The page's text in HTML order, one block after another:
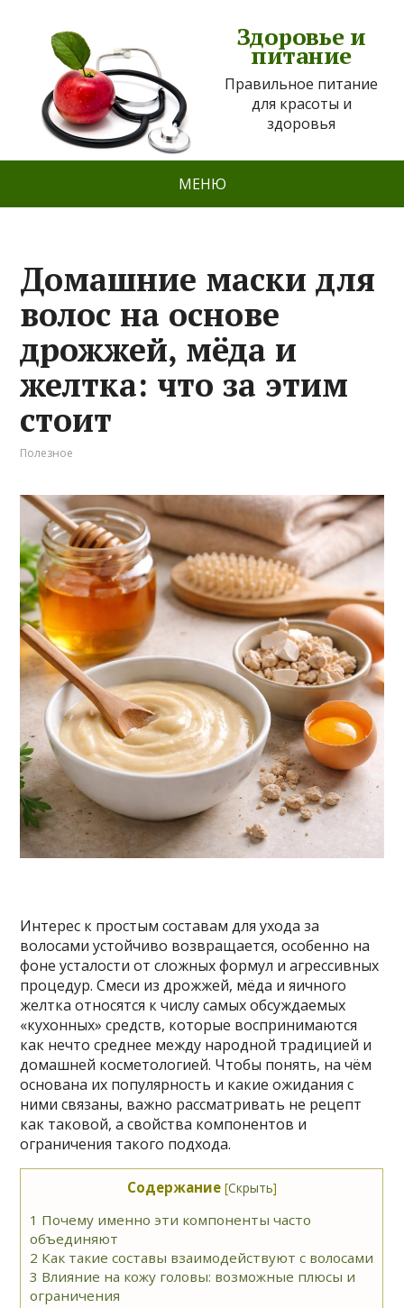
Здоровье и
питание
Правильное питание
для красоты и
здоровья
МЕНЮ
Домашние маски для
волос на основе
дрожжей, мёда и
желтка: что за этим
стоит
Полезное
Интерес к простым составам для ухода за
волосами устойчиво возвращается, особенно на
фоне усталости от сложных формул и агрессивных
процедур. Смеси из дрожжей, мёда и яичного
желтка относятся к числу самых обсуждаемых
«кухонных» средств, которые воспринимаются
как нечто среднее между народной традицией и
домашней косметологией. Чтобы понять, на чём
основана их популярность и какие ожидания с
ними связаны, важно рассматривать не рецепт
как таковой, а свойства компонентов и
ограничения такого подхода.
Содержание [Скрыть]
1 Почему именно эти компоненты часто
объединяют
2 Как такие составы взаимодействуют с волосами
3 Влияние на кожу головы: возможные плюсы и
ограничения